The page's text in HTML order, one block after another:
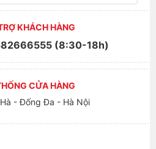
KHÁCH HÀNG
(8:30-18h)
CỬA HÀNG
- Đống Đa - Hà Nội